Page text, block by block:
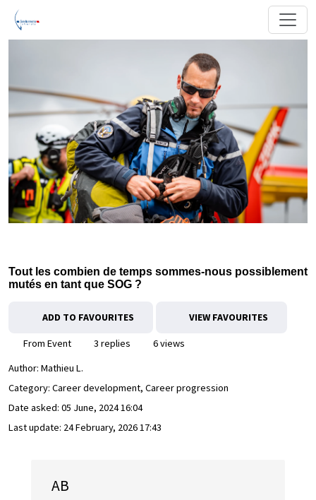
Tout les combien de temps sommes-nous possiblement
mutés en tant que SOG ?
ADD TO FAVOURITES VIEW FAVOURITES
From Event 3 replies
6 views
Author: Mathieu L.
Category: Career development, Career progression
Date asked: 05 June, 2024 16:04
Last update: 24 February, 2026 17:43
AB